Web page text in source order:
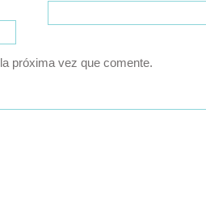
próxima vez que comente.